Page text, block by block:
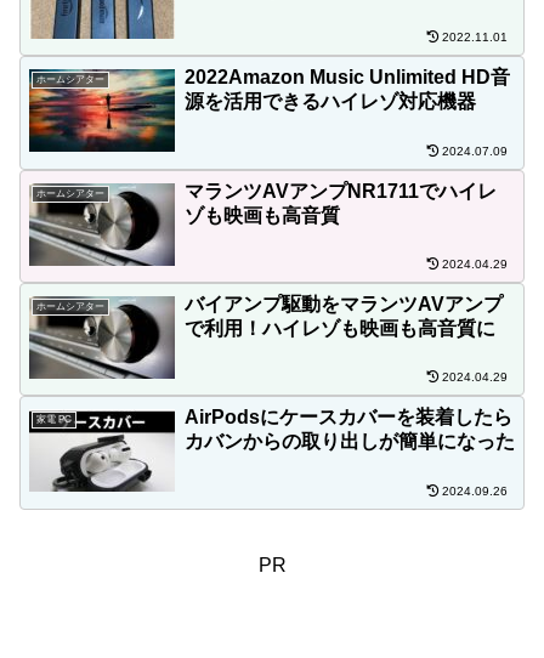
2022.11.01
ホームシアター
2022Amazon Music Unlimited HD音
源を活用できるハイレゾ対応機器
2024.07.09
ホームシアター
マランツAVアンプNR1711でハイレ
ゾも映画も高音質
2024.04.29
ホームシアター
バイアンプ駆動をマランツAVアンプ
で利用！ハイレゾも映画も高音質に
2024.04.29
家電 PC
AirPodsにケースカバーを装着したら
カバンからの取り出しが簡単になった
2024.09.26
PR